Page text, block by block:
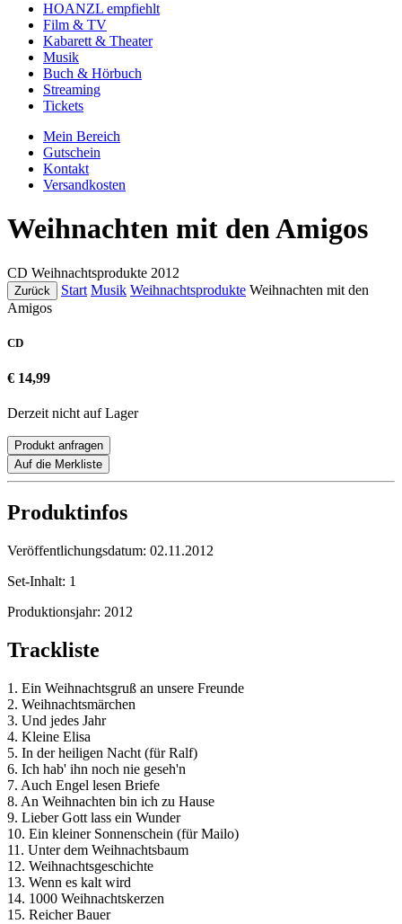
HOANZL empfiehlt
Film & TV
Kabarett & Theater
Musik
Buch & Hörbuch
Streaming
Tickets
Mein Bereich
Gutschein
Kontakt
Versandkosten
Weihnachten mit den Amigos
CD Weihnachtsprodukte 2012
Zurück Start Musik Weihnachtsprodukte Weihnachten mit den
Amigos
CD
€ 14,99
Derzeit nicht auf Lager
Produkt anfragen
Auf die Merkliste
Produktinfos
Veröffentlichungsdatum: 02.11.2012
Set-Inhalt: 1
Produktionsjahr: 2012
Trackliste
1. Ein Weihnachtsgruß an unsere Freunde
2. Weihnachtsmärchen
3. Und jedes Jahr
4. Kleine Elisa
5. In der heiligen Nacht (für Ralf)
6. Ich hab' ihn noch nie geseh'n
7. Auch Engel lesen Briefe
8. An Weihnachten bin ich zu Hause
9. Lieber Gott lass ein Wunder
10. Ein kleiner Sonnenschein (für Mailo)
11. Unter dem Weihnachtsbaum
12. Weihnachtsgeschichte
13. Wenn es kalt wird
14. 1000 Weihnachtskerzen
15. Reicher Bauer